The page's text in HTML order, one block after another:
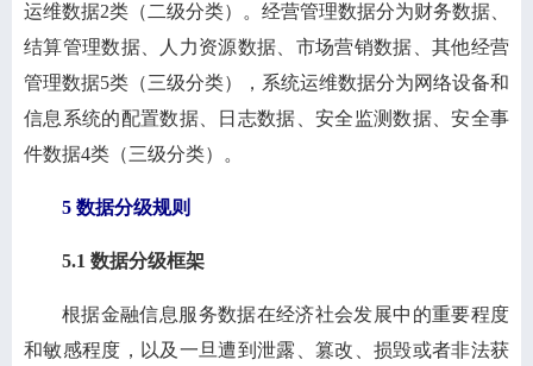
运维数据2类（二级分类）。经营管理数据分为财务数据、
结算管理数据、人力资源数据、市场营销数据、其他经营
管理数据5类（三级分类），系统运维数据分为网络设备和
信息系统的配置数据、日志数据、安全监测数据、安全事
件数据4类（三级分类）。
5 数据分级规则
5.1 数据分级框架
根据金融信息服务数据在经济社会发展中的重要程度
和敏感程度，以及一旦遭到泄露、篡改、损毁或者非法获